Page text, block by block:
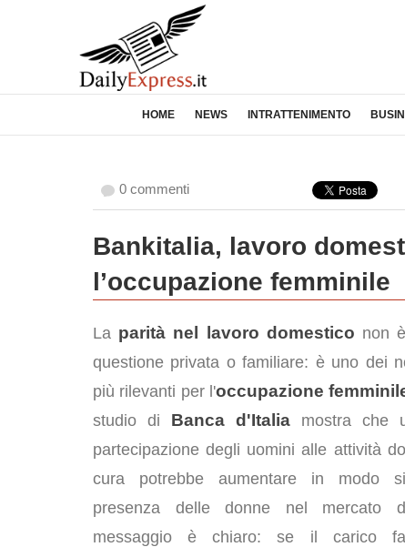
HOME NEWS INTRATTENIMENTO
0 commenti
Bankitalia, lavoro
l’occupazione femminile
La parità nel lavoro domestico non
questione privata o familiare: è uno dei
più rilevanti per l'occupazione
studio di Banca d'Italiamostra che
partecipazione degli uomini alle attività
cura potrebbe aumentare in modo
presenza delle donne nel mercato
messaggio è chiaro: se il carico